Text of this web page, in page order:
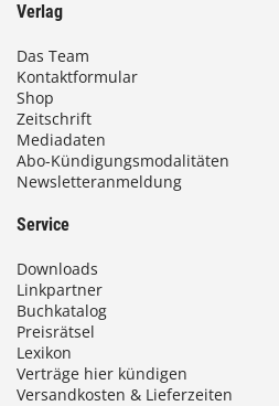
Verlag
Das Team
Kontaktformular
Shop
Zeitschrift
Mediadaten
Abo-Kündigungsmodalitäten
Newsletteranmeldung
Service
Downloads
Linkpartner
Buchkatalog
Preisrätsel
Lexikon
Verträge hier kündigen
Versandkosten & Lieferzeiten